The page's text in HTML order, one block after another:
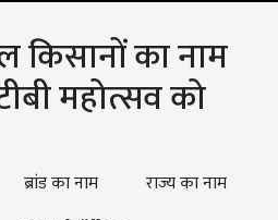
किसानों का नाम
महोत्सव को
ब्रांड का नाम
राज्य का नाम